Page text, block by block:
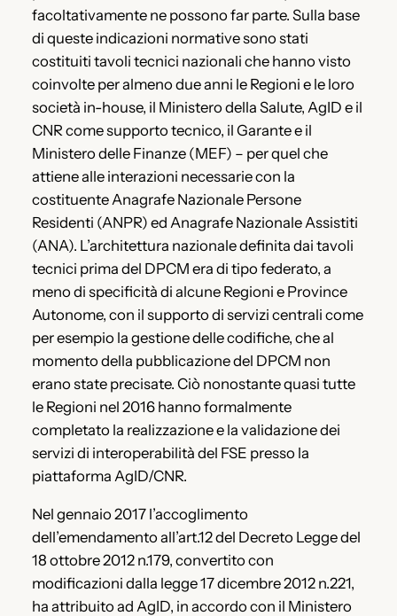
facoltativamente ne possono far parte. Sulla base
di queste indicazioni normative sono stati
costituiti tavoli tecnici nazionali che hanno visto
coinvolte per almeno due anni le Regioni e le loro
società in-house, il Ministero della Salute, AgID e il
CNR come supporto tecnico, il Garante e il
Ministero delle Finanze (MEF) – per quel che
attiene alle interazioni necessarie con la
costituente Anagrafe Nazionale Persone
Residenti (ANPR) ed Anagrafe Nazionale Assistiti
(ANA). L’architettura nazionale definita dai tavoli
tecnici prima del DPCM era di tipo federato, a
meno di specificità di alcune Regioni e Province
Autonome, con il supporto di servizi centrali come
per esempio la gestione delle codifiche, che al
momento della pubblicazione del DPCM non
erano state precisate. Ciò nonostante quasi tutte
le Regioni nel 2016 hanno formalmente
completato la realizzazione e la validazione dei
servizi di interoperabilità del FSE presso la
piattaforma AgID/CNR.
Nel gennaio 2017 l’accoglimento
dell’emendamento all’art.12 del Decreto Legge del
18 ottobre 2012 n.179, convertito con
modificazioni dalla legge 17 dicembre 2012 n.221,
ha attribuito ad AgID, in accordo con il Ministero